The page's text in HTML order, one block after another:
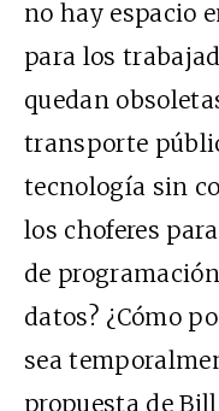
no hay espacio
para los
quedan
transporte
tecnología sin
los choferes
de
datos? ¿Cómo
sea
propuesta de